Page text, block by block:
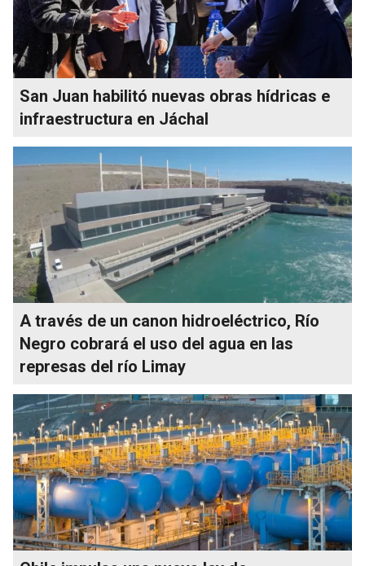
San Juan habilitó nuevas obras hídricas e
infraestructura en Jáchal
A través de un canon hidroeléctrico, Río
Negro cobrará el uso del agua en las
represas del río Limay